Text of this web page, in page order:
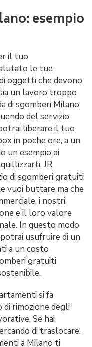
esempio
il tuo
le tue
oggetti che devono
un lavoro troppo
di sgomberi Milano
del servizio
liberare il tuo
in poche ore, a un
un esempio di
JR
di sgomberi gratuiti
vuoi buttare ma che
i nostri
e il loro valore
In questo modo
usufruire di un
a un costo
gratuiti
si fa
di rimozione degli
Se hai
di traslocare,
a Milano ti